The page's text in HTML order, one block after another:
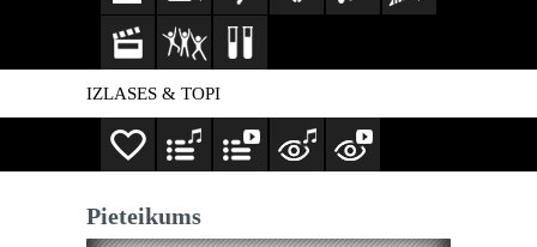
IZLASES & TOPI
Pieteikums